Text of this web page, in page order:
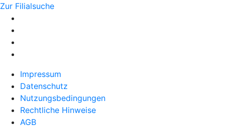
Zur Filialsuche
Impressum
Datenschutz
Nutzungsbedingungen
Rechtliche Hinweise
AGB